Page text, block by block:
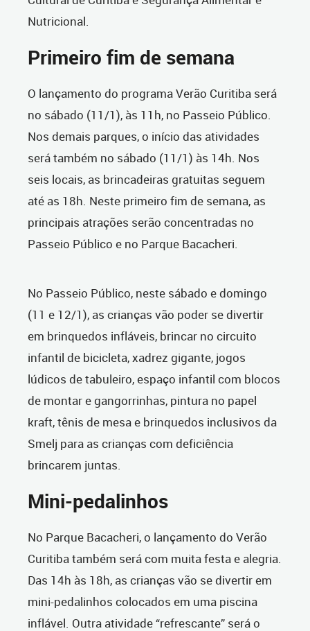
Nutricional.
Primeiro fim de semana
O lançamento do programa Verão Curitiba será
no sábado (11/1), às 11h, no Passeio Público.
Nos demais parques, o início das atividades
será também no sábado (11/1) às 14h. Nos
seis locais, as brincadeiras gratuitas seguem
até as 18h. Neste primeiro fim de semana, as
principais atrações serão concentradas no
Passeio Público e no Parque Bacacheri.
No Passeio Público, neste sábado e domingo
(11 e 12/1), as crianças vão poder se divertir
em brinquedos infláveis, brincar no circuito
infantil de bicicleta, xadrez gigante, jogos
lúdicos de tabuleiro, espaço infantil com blocos
de montar e gangorrinhas, pintura no papel
kraft, tênis de mesa e brinquedos inclusivos da
Smelj para as crianças com deficiência
brincarem juntas.
Mini-pedalinhos
No Parque Bacacheri, o lançamento do Verão
Curitiba também será com muita festa e alegria.
Das 14h às 18h, as crianças vão se divertir em
mini-pedalinhos colocados em uma piscina
inflável. Outra atividade “refrescante” será o